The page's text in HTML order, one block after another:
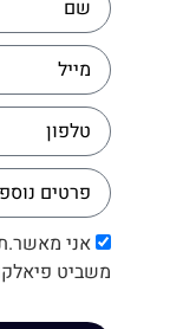
אני
משביט